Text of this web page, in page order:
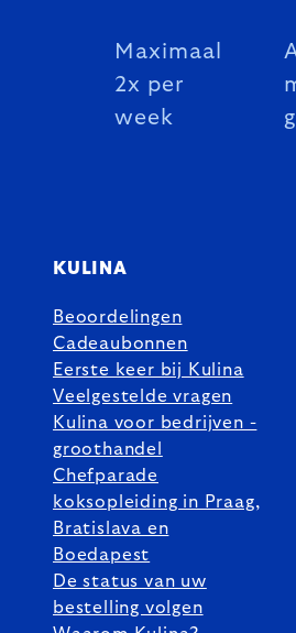
Maximaal
2x per
week
KULINA
Beoordelingen
Cadeaubonnen
Eerste keer bij Kulina
Veelgestelde vragen
Kulina voor bedrijven -
groothandel
Chefparade
koksopleiding in Praag,
Bratislava en
Boedapest
De status van uw
bestelling volgen